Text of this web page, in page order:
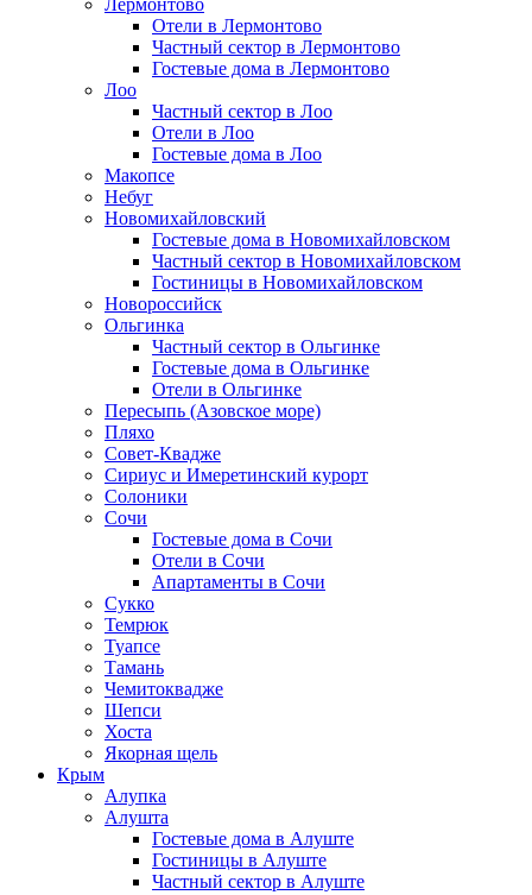
Лермонтово
Отели в Лермонтово
Частный сектор в Лермонтово
Гостевые дома в Лермонтово
Лоо
Частный сектор в Лоо
Отели в Лоо
Гостевые дома в Лоо
Макопсе
Небуг
Новомихайловский
Гостевые дома в Новомихайловском
Частный сектор в Новомихайловском
Гостиницы в Новомихайловском
Новороссийск
Ольгинка
Частный сектор в Ольгинке
Гостевые дома в Ольгинке
Отели в Ольгинке
Пересыпь (Азовское море)
Пляхо
Совет-Квадже
Сириус и Имеретинский курорт
Солоники
Сочи
Гостевые дома в Сочи
Отели в Сочи
Апартаменты в Сочи
Сукко
Темрюк
Туапсе
Тамань
Чемитоквадже
Шепси
Хоста
Якорная щель
Крым
Алупка
Алушта
Гостевые дома в Алуште
Гостиницы в Алуште
Частный сектор в Алуште